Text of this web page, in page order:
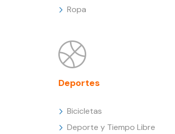
Ropa
Deportes
Bicicletas
Deporte y Tiempo Libre